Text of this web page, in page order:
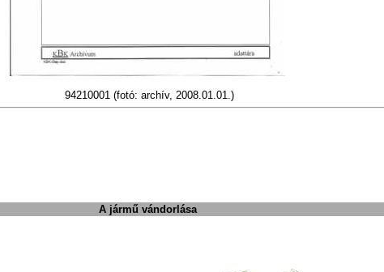
94210001 (fotó: archív, 2008.01.01.)
A jármű vándorlása